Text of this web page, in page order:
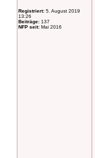
Registriert: 5. August 2019
13:26
Beiträge: 137
NFP seit: Mai 2016